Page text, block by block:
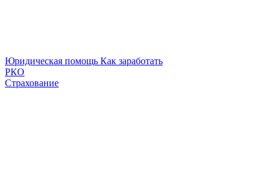
Юридическая помощь Как заработать
РКО
Страхование